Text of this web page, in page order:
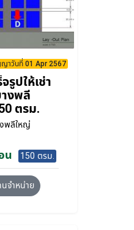
าวันที่ 01 Apr 2567
รูปให้เช่า
งพลี
ตรม.
พลีใหญ่
น 150 ตรม.
จำหน่าย